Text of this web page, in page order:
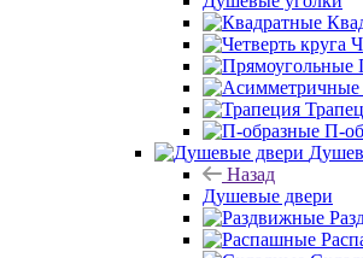
П-
Назад
Душевые двери